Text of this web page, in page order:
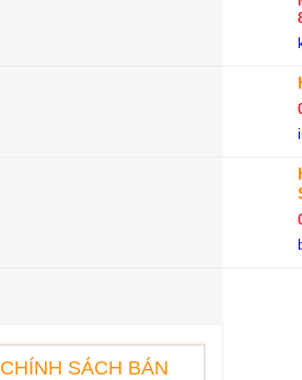
CHÍNH SÁCH BÁN